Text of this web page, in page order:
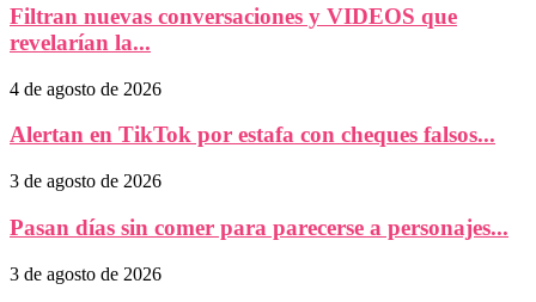
Filtran nuevas conversaciones y VIDEOS que
revelarían la...
4 de agosto de 2026
Alertan en TikTok por estafa con cheques falsos...
3 de agosto de 2026
Pasan días sin comer para parecerse a personajes...
3 de agosto de 2026